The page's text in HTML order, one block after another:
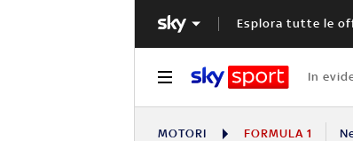
Esplora tutte le
In
MOTORI FORMULA 1